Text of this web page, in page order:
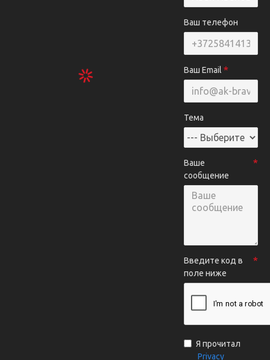
Ваш телефон
Ваш Email
Тема
Ваше
сообщение
Введите код в
поле ниже
Я прочитал
Privacy